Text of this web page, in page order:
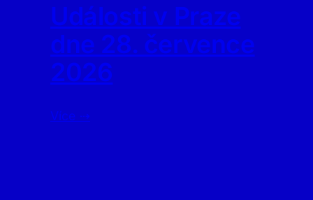
Události v Praze
dne 28. července
2026
Více ⇢